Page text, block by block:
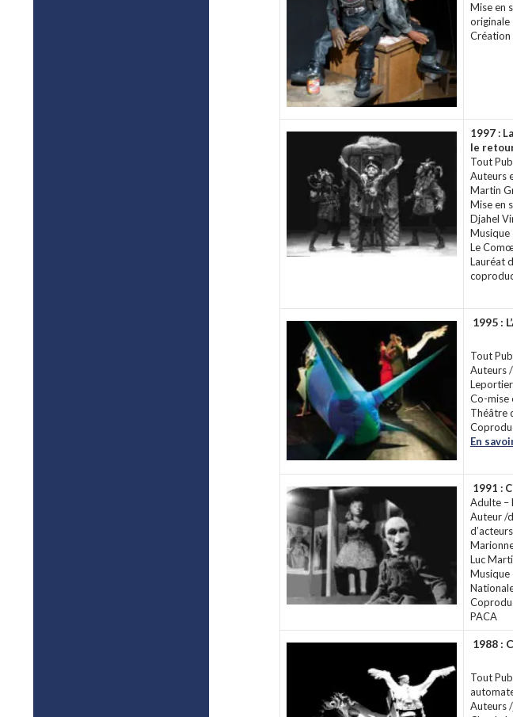
Mise en
originale
Création
1997 :
le
Tout
Auteurs
Martin
Mise en
Djahel
Musique
Le
Lauréat
1995 :
Tout
Auteurs
Co-mise
Théâtre
En
1991 :
Adulte –
Auteur /
Luc
Musique
PACA
1988 :
Tout
Auteurs